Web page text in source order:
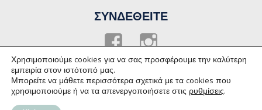
ΣΥΝΔΕΘΕΙΤΕ
Facebook
cpaPAPALLAS ARCHITECTS ©2026. All Rights Reserved |
Ρυθμίσεις Cookies
Χρησιμοποιούμε cookies για να σας προσφέρουμε την καλύτερη
εμπειρία στον ιστότοπό μας.
Μπορείτε να μάθετε περισσότερα σχετικά με τα cookies που
χρησιμοποιούμε ή να τα απενεργοποιήσετε στις ρυθμίσεις.